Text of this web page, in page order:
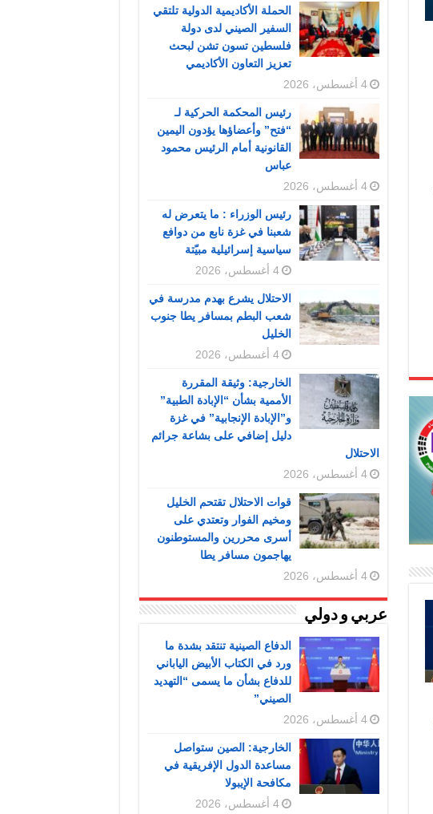
الحملة الأكاديمية الدولية تلتقي
السفير الصيني لدى دولة
فلسطين تسون تشن لبحث
تعزيز التعاون الأكاديمي
4 أغسطس، 2026
رئيس المحكمة الحركية لـ
“فتح” وأعضاؤها يؤدون اليمين
القانونية أمام الرئيس محمود
عباس
4 أغسطس، 2026
رئيس الوزراء : ما يتعرض له
شعبنا في غزة نابع من دوافع
سياسية إسرائيلية مبيّتة
4 أغسطس، 2026
الاحتلال يشرع بهدم مدرسة في
شعب البطم بمسافر يطا جنوب
الخليل
4 أغسطس، 2026
الخارجية: وثيقة المقررة
الأممية بشأن “الإبادة الطبية”
و”الإبادة الإنجابية” في غزة
دليل إضافي على بشاعة جرائم
الاحتلال
4 أغسطس، 2026
قوات الاحتلال تقتحم الخليل
ومخيم الفوار وتعتدي على
أسرى محررين والمستوطنون
يهاجمون مسافر يطا
4 أغسطس، 2026
عربي و دولي
الدفاع الصينية تنتقد بشدة ما
ورد في الكتاب الأبيض الياباني
للدفاع بشأن ما يسمى “التهديد
الصيني”
4 أغسطس، 2026
الخارجية: الصين ستواصل
مساعدة الدول الإفريقية في
مكافحة الإيبولا
4 أغسطس، 2026